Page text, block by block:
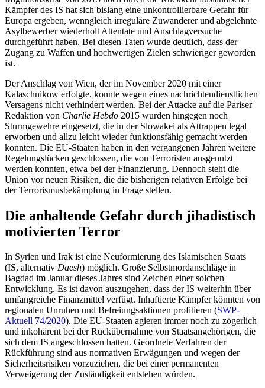
Kämpfer des IS hat sich bislang eine un­kontrollierbare Gefahr für
Europa ergeben, wenngleich irreguläre Zu­wanderer und ab­gelehnte
Asylbewerber wiederholt Attentate und Anschlagversuche
durchgeführt haben. Bei diesen Taten wurde deutlich, dass der
Zugang zu Waffen und hochwertigen Zie­len schwieriger geworden
ist.
Der Anschlag von Wien, der im November 2020 mit einer
Kalaschnikow erfolgte, konnte wegen eines nachrichtendienst­lichen
Versagens nicht verhindert werden. Bei der Attacke auf die Pariser
Redaktion von Charlie Hebdo 2015 wurden hingegen noch
Sturmgewehre eingesetzt, die in der Slowakei als Attrappen legal
erworben und allzu leicht wieder funktionsfähig gemacht werden
konnten. Die EU-Staaten haben in den vergangenen Jahren weitere
Regelungs­lücken geschlossen, die von Ter­roristen aus­genutzt
werden konnten, etwa bei der Finanzierung. Dennoch steht die
Union vor neuen Risiken, die die bisherigen relativen Erfolge bei
der Terrorismusbekämpfung in Frage stellen.
Die anhaltende Gefahr durch jihadistisch
motivierten Terror
In Syrien und Irak ist eine Neuformierung des Islamischen Staats
(IS, alternativ Daesh) möglich. Große Selbstmordanschläge in
Bagdad im Januar dieses Jahres sind Zei­chen einer solchen
Entwicklung. Es ist da­von auszugehen, dass der IS weiterhin über
umfangreiche Finanz­mittel verfügt. Inhaf­tierte Kämp­fer könnten von
regionalen Un­ruhen und Befreiungsaktionen profitieren (SWP-
Aktuell 74/2020). Die EU-Staaten agie­ren immer noch zu zögerlich
und inkohä­rent bei der Rückübernahme von Staats­angehörigen, die
sich dem IS angeschlossen hatten. Geordnete Verfahren der
Rückführung sind aus normativen Erwägungen und wegen der
Sicherheitsrisiken vorzuziehen, die bei einer permanenten
Verweigerung der Zuständigkeit entstehen würden.